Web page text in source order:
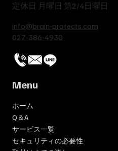
Menu
ホーム
Q＆A
サービス一覧
セキュリティの必要性
​定休日 月曜日 第2/4日曜日
info@brain-protects.com
​027-386-4930